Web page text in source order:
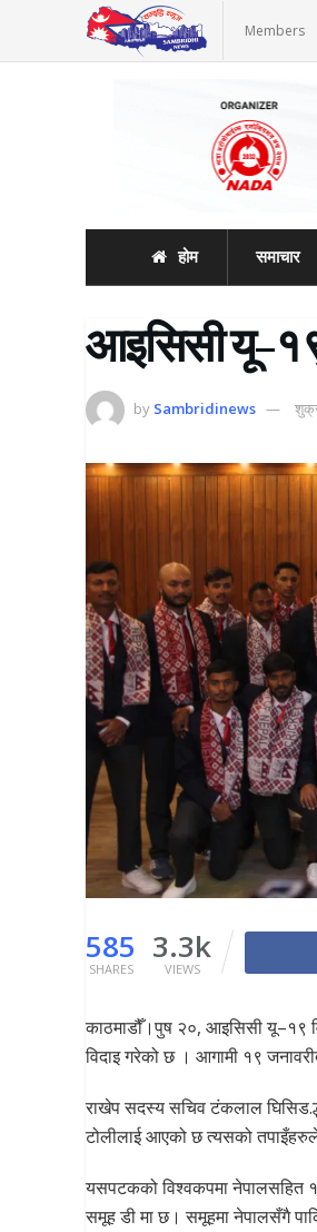
Members
होम समाचार
आइसिसी
by Sambridinews
585
SHARES
3.3k
VIEWS
काठमाडौँ।पुष २०, आइसिसी यू–१९
विदाइ गरेको छ । आगामी १९
राखेप सदस्य सचिव टंकलाल
टोलीलाई आएको छ त्यसको तपाइँहरुले
यसपटकको विश्वकपमा नेपालसहित
समूह डी मा छ। समूहमा नेपालसँगै